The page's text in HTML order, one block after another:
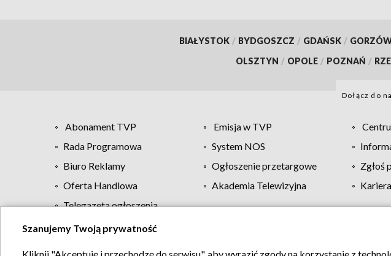
BIAŁYSTOK / BYDGOSZCZ / GDAŃSK /
OLSZTYN / OPOLE / POZNAŃ /
Dołącz do
Abonament TVP Emisja w TVP
Rada Programowa
System NOS
Biuro Reklamy
Ogłoszenie przetargowe Zgłoś
Oferta Handlowa
Akademia Telewizyjna
Telegazeta ogłoszenia
Regulamin TVP Polityka prywatności
Szanujemy Twoją prywatność